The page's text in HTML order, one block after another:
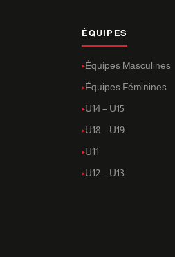
ÉQUIPES
Équipes Masculines
Équipes Féminines
U14 – U15
U18 – U19
U11
U12 – U13